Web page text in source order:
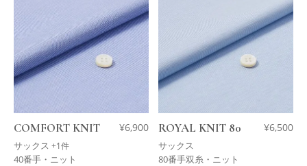
COMFORT KNIT
サックス +1件
¥6,900
40番手・ニット
ROYAL KNIT 80
サックス
¥6,500
80番手双糸・ニット